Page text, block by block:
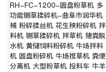
RH-FC-1200-圆盘粉草机 多
功能铡草揉碎机-曲阜市润华机
械 粉碎揉丝机 花生秧粉碎机 拌
料机 铡草揉碎机 拌草机 猪粪脱
水机 黄储饲料粉碎机 牛场拌料
机 圆盘粉碎机 牛场搅草机 粪便
分离机 大型粉草机 投料车 牛羊